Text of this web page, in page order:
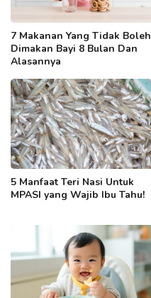
7 Makanan Yang Tidak Boleh
Dimakan Bayi 8 Bulan Dan
Alasannya
5 Manfaat Teri Nasi Untuk
MPASI yang Wajib Ibu Tahu!